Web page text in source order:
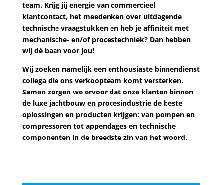
team. Krijg jij energie van commercieel
klantcontact, het meedenken over uitdagende
technische vraagstukken en heb je affiniteit met
mechanische- en/of procestechniek? Dan hebben
wij dé baan voor jou!
Wij zoeken namelijk een enthousiaste binnendienst
collega die ons verkoopteam komt versterken.
Samen zorgen we ervoor dat onze klanten binnen
de luxe jachtbouw en procesindustrie de beste
oplossingen en producten krijgen: van pompen en
compressoren tot appendages en technische
componenten in de breedste zin van het woord.